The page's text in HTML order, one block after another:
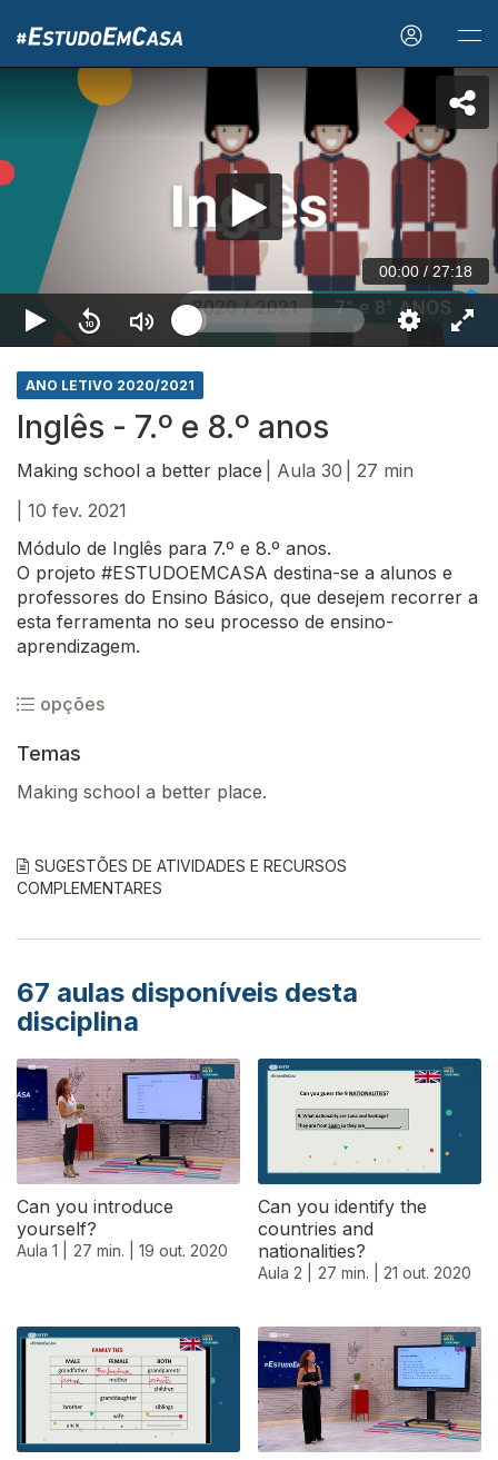
00:00 / 27:18
ANO LETIVO 2020/2021
Inglês - 7.º e 8.º anos
Making school a better place | Aula 30
| 27 min
| 10 fev. 2021
Módulo de Inglês para 7.º e 8.º anos.
O projeto #ESTUDOEMCASA destina-se a alunos e
professores do Ensino Básico, que desejem recorrer a
esta ferramenta no seu processo de ensino-
aprendizagem.
opções
Temas
Making school a better place.
SUGESTÕES DE ATIVIDADES E RECURSOS
COMPLEMENTARES
67 aulas disponíveis desta
disciplina
Can you introduce
yourself?
Aula 1 | 27 min. | 19 out. 2020
Can you identify the
countries and
nationalities?
Aula 2 | 27 min. | 21 out. 2020